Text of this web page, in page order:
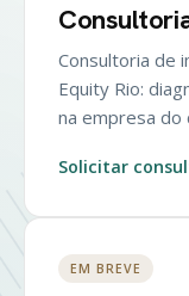
Consultoria de
Equity Rio:
na empresa do
Solicitar
EM BREVE